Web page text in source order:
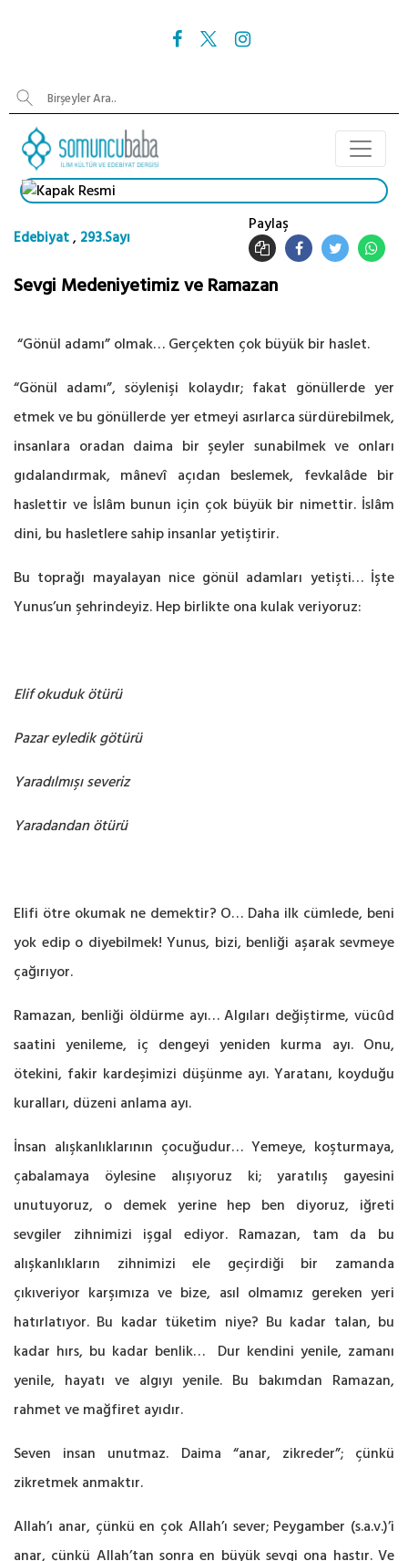
Edebiyat, 293.Sayı
Paylaş
Sevgi Medeniyetimiz ve Ramazan
“Gönül adamı” olmak… Gerçekten çok büyük bir haslet.
“Gönül adamı”, söylenişi kolaydır; fakat gönüllerde yer
etmek ve bu gönüllerde yer etmeyi asırlarca sürdürebilmek,
insanlara oradan daima bir şeyler sunabilmek ve onları
gıdalandırmak, mânevî açıdan beslemek, fevkalâde bir
haslettir ve İslâm bunun için çok büyük bir nimettir. İslâm
dini, bu hasletlere sahip insanlar yetiştirir.
Bu toprağı mayalayan nice gönül adamları yetişti… İşte
Yunus’un şehrindeyiz. Hep birlikte ona kulak veriyoruz:
Elif okuduk ötürü
Pazar eyledik götürü
Yaradılmışı severiz
Yaradandan ötürü
Elifi ötre okumak ne demektir? O… Daha ilk cümlede, beni
yok edip o diyebilmek! Yunus, bizi, benliği aşarak sevmeye
çağırıyor.
Ramazan, benliği öldürme ayı… Algıları değiştirme, vücûd
saatini yenileme, iç dengeyi yeniden kurma ayı. Onu,
ötekini, fakir kardeşimizi düşünme ayı. Yaratanı, koyduğu
kuralları, düzeni anlama ayı.
İnsan alışkanlıklarının çocuğudur… Yemeye, koşturmaya,
çabalamaya öylesine alışıyoruz ki; yaratılış gayesini
unutuyoruz, o demek yerine hep ben diyoruz, iğreti
sevgiler zihnimizi işgal ediyor. Ramazan, tam da bu
alışkanlıkların zihnimizi ele geçirdiği bir zamanda
çıkıveriyor karşımıza ve bize, asıl olmamız gereken yeri
hatırlatıyor. Bu kadar tüketim niye? Bu kadar talan, bu
kadar hırs, bu kadar benlik… Dur kendini yenile, zamanı
yenile, hayatı ve algıyı yenile. Bu bakımdan Ramazan,
rahmet ve mağfiret ayıdır.
Seven insan unutmaz. Daima “anar, zikreder”; çünkü
zikretmek anmaktır.
Allah’ı anar, çünkü en çok Allah’ı sever; Peygamber (s.a.v.)’i
anar, çünkü Allah’tan sonra en büyük sevgi ona hastır. Ve